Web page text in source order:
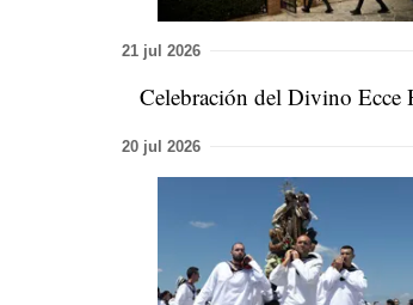
21 jul 2026
Celebración del Divino Ecce
20 jul 2026